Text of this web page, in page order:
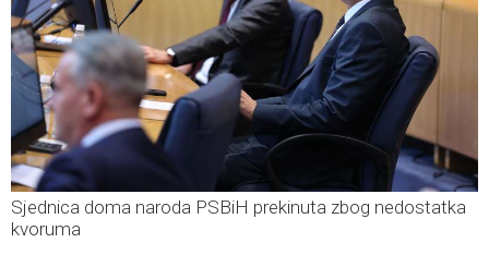
Sjednica doma naroda PSBiH prekinuta zbog nedostatka
kvoruma